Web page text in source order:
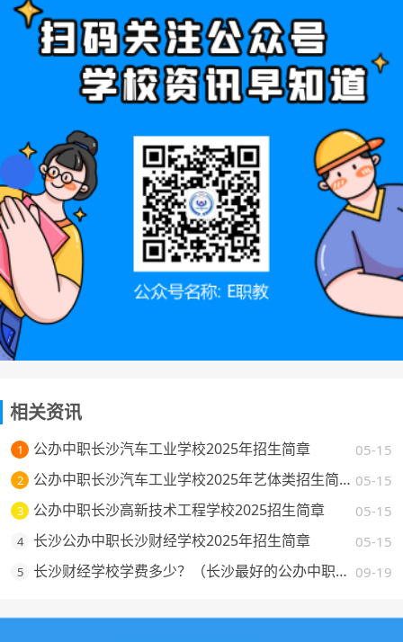
相关资讯
1 05-15
公办中职长沙汽车工业学校2025年招生简章
2 05-15
公办中职长沙汽车工业学校2025年艺体类招生简章
3 05-15
公办中职长沙高新技术工程学校2025招生简章
4 05-15
长沙公办中职长沙财经学校2025年招生简章
5 09-19
长沙财经学校学费多少？（长沙最好的公办中职学校费用一览）